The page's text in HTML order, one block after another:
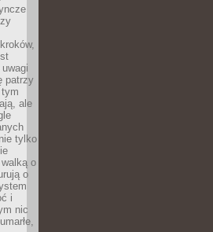
patrzy
ale
tylko
o
o
i
nic